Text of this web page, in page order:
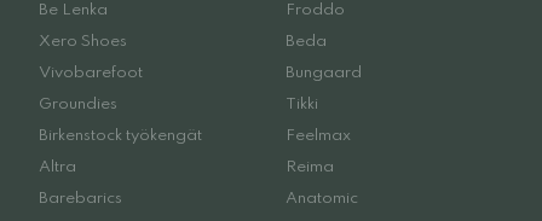
Be Lenka
Froddo
Xero Shoes
Beda
Vivobarefoot
Bungaard
Groundies
Tikki
Birkenstock työkengät
Feelmax
Altra
Reima
Barebarics
Anatomic